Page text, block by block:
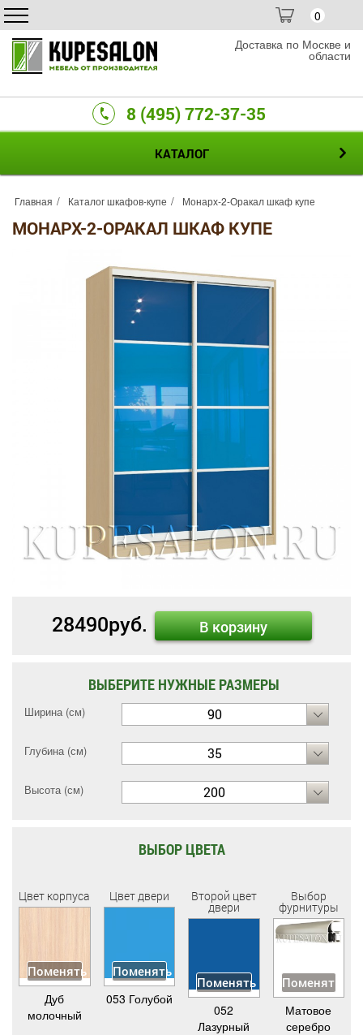
0
Доставка по Москве и
области
8 (495) 772-37-35
КАТАЛОГ
Главная Каталог шкафов-купе Монарх-2-Оракал шкаф купе
МОНАРХ-2-ОРАКАЛ ШКАФ КУПЕ
28490руб. В корзину
ВЫБЕРИТЕ НУЖНЫЕ РАЗМЕРЫ
Ширина (см) 90
Глубина (см) 35
Высота (см) 200
ВЫБОР ЦВЕТА
Цвет корпуса
Поменять
Дуб
молочный
Цвет двери
Поменять
053 Голубой
Второй цвет
двери
Поменять
052
Лазурный
Выбор
фурнитуры
Поменять
Матовое
серебро